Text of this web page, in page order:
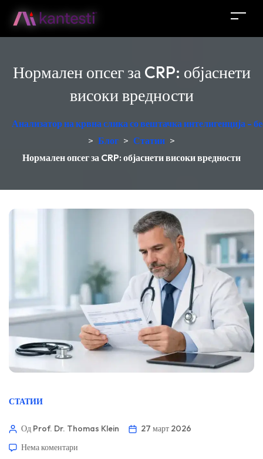
Нормален опсег за CRP: објаснети
високи вредности
Анализатор на крвна слика со вештачка интелигенција -
> Блог > Статии >
Нормален опсег за CRP: објаснети високи вредности
СТАТИИ
Од Prof. Dr. Thomas Klein
27 март 2026
Нема коментари